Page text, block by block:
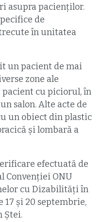
asupra pacienților.
de
în unitatea
un pacient de mai
zone ale
cu piciorul, în
salon. Alte acte de
un obiect din plastic
și lombară a
efectuată de
Convenției ONU
cu Dizabilități în
și 20 septembrie,
Ștei.